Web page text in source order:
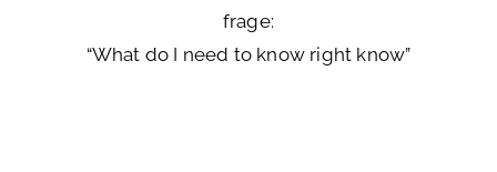
frage:
“What do I need to know right know”